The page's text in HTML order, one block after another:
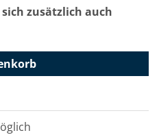
zusätzlich auch